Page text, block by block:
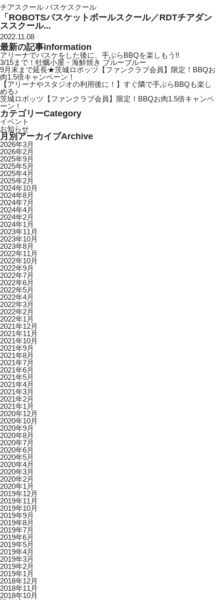
チアスクール バスケスクール
「ROBOTSバスケットボールスクール／RDTチアダン
ススクール...
2022.11.08
最新の記事information
アリーナでバスケをした後に、手ぶらBBQを楽しもう!!
3/15まで！牡蠣小屋・海鮮焼き ブルーブルー
9月末まで延長★茨城ロボッツ【ファンクラブ会員】限定！BBQお
肉1.5倍キャンペーン！
【アリーナやスタジオの利用後に！】すぐ隣で手ぶらBBQも楽し
める♪
茨城ロボッツ【ファンクラブ会員】限定！BBQお肉1.5倍キャンペ
ーン！
カテゴリーCategory
イベント
お知らせ
月別アーカイブArchive
2026年3月
2026年2月
2025年9月
2025年5月
2025年4月
2025年2月
2024年10月
2024年8月
2024年7月
2024年4月
2024年2月
2024年1月
2023年11月
2023年10月
2023年8月
2022年11月
2022年10月
2022年9月
2022年7月
2022年6月
2022年5月
2022年4月
2022年3月
2022年2月
2022年1月
2021年12月
2021年11月
2021年10月
2021年9月
2021年8月
2021年7月
2021年6月
2021年5月
2021年4月
2021年3月
2021年2月
2021年1月
2020年12月
2020年10月
2020年9月
2020年8月
2020年7月
2020年6月
2020年5月
2020年4月
2020年3月
2020年2月
2020年1月
2019年12月
2019年11月
2019年10月
2019年9月
2019年8月
2019年7月
2019年6月
2019年5月
2019年4月
2019年3月
2019年2月
2019年1月
2018年12月
2018年11月
2018年10月